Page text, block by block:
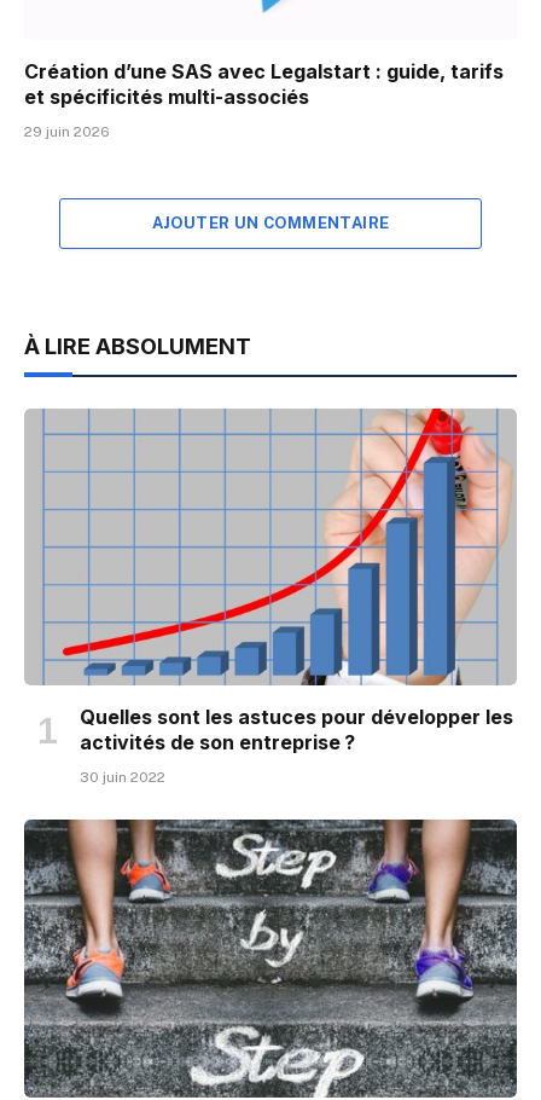
Création d’une SAS avec Legalstart : guide, tarifs
et spécificités multi-associés
29 juin 2026
AJOUTER UN COMMENTAIRE
À LIRE ABSOLUMENT
Quelles sont les astuces pour développer les
activités de son entreprise ?
30 juin 2022